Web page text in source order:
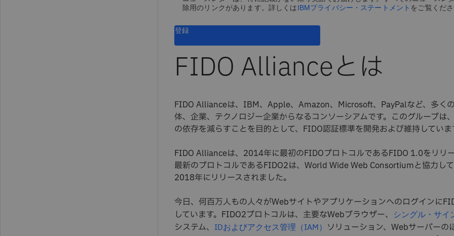
除用のリンクがあります。詳しくはIBMプライバシー・ステートメント をご覧くださ
登録
FIDO Allianceとは
FIDO Allianceは、IBM、Apple、Amazon、Microsoft、PayPalなど、多く
体、企業、テクノロジー企業からなるコンソーシアムです。このグループは
の依存を減らすことを目的として、FIDO認証標準を開発および維持していま
FIDO Allianceは、2014年に最初のFIDOプロトコルであるFIDO 1.0をリリー
最新のプロトコルであるFIDO2は、World Wide Web Consortiumと協力して
2018年にリリースされました。
今日、何百万人もの人々がWebサイトやアプリケーションへのログインに
しています。FIDO2プロトコルは、主要なWebブラウザー、
シングル・サイ
システム、 IDおよびアクセス管理（IAM） ソリューション、Webサーバーの